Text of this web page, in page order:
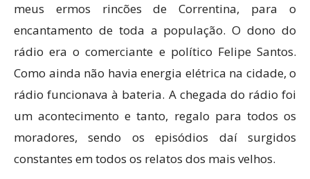
meus ermos rincões de Correntina, para o
encantamento de toda a população. O dono do
rádio era o comerciante e político Felipe Santos.
Como ainda não havia energia elétrica na cidade, o
rádio funcionava à bateria. A chegada do rádio foi
um acontecimento e tanto, regalo para todos os
moradores, sendo os episódios daí surgidos
constantes em todos os relatos dos mais velhos.